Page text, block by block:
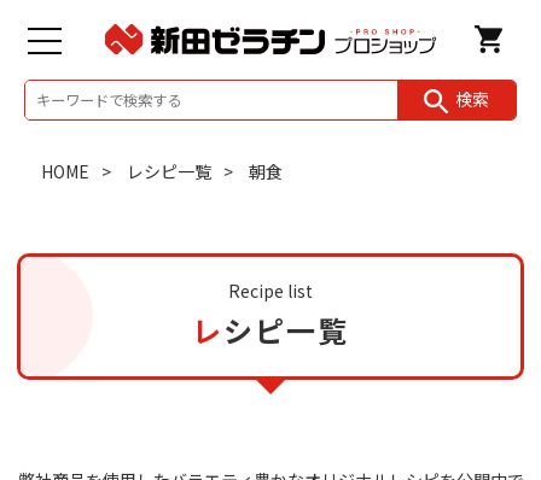
検索
HOME レシピ一覧 朝食
Recipe list
レシピ一覧